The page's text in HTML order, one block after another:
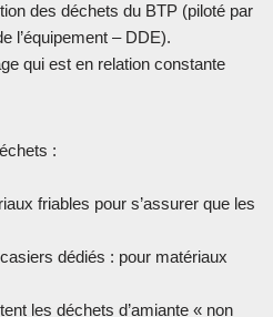
des déchets du BTP (piloté par
l’équipement – DDE).
qui est en relation constante
:
friables pour s’assurer que les
dédiés : pour matériaux
les déchets d’amiante « non